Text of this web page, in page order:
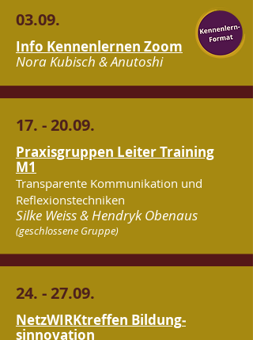
03.09.
Info Kennenlernen Zoom
Nora Kubisch & Anutoshi
17. - 20.09.
Praxisgruppen Leiter Training
M1
Transparente Kommunikation und
Reflexionstechniken
Silke Weiss & Hendryk Obenaus
(geschlossene Gruppe)
24. - 27.09.
NetzWIRK­treffen Bildung­
sinnovation